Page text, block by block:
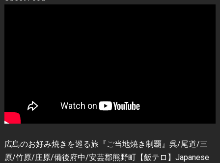
広島のお好み焼きを巡る旅『ご当地焼き制覇』呉/尾道/三
原/竹原/庄原/備後府中/安芸郡熊野町【飯テロ】Japanese